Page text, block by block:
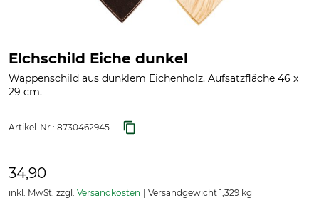
Elchschild Eiche dunkel
Wappenschild aus dunklem Eichenholz. Aufsatzfläche 46 x
29 cm.
Artikel-Nr.: 8730462945
34,90
inkl. MwSt. zzgl. Versandkosten Versandgewicht 1,329 kg